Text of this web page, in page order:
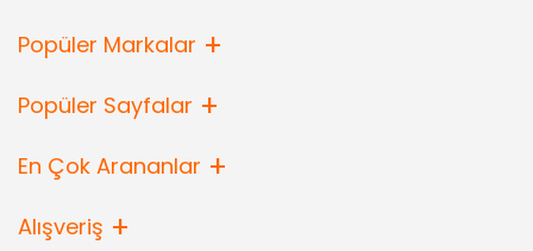
Popüler Markalar
Popüler Sayfalar
En Çok Arananlar
Alışveriş